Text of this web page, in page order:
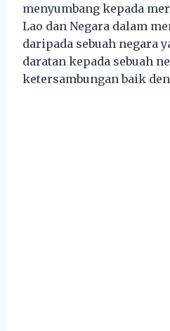
menyumbang kepada
Lao dan Negara dalam
daripada sebuah negara
daratan kepada sebuah
ketersambungan baik